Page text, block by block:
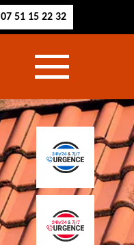
07 51 15 22 32